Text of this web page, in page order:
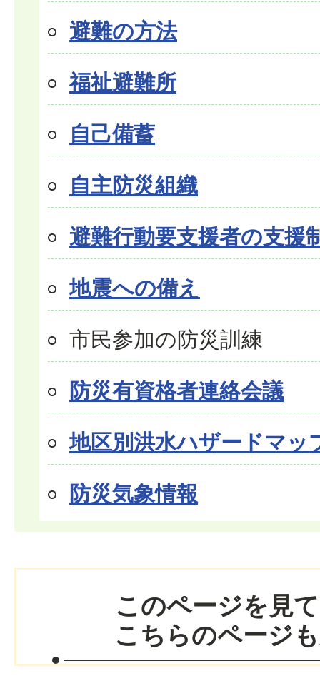
避難の方法
福祉避難所
自己備蓄
自主防災組織
避難行動要支援者の支援
地震への備え
市民参加の防災訓練
防災有資格者連絡会議
地区別洪水ハザードマッ
防災気象情報
このページを見
こちらのページ